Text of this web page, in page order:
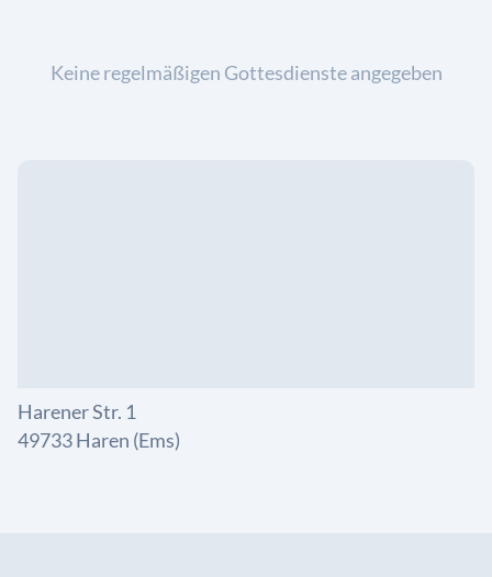
Keine regelmäßigen Gottesdienste angegeben
Harener Str. 1
49733 Haren (Ems)